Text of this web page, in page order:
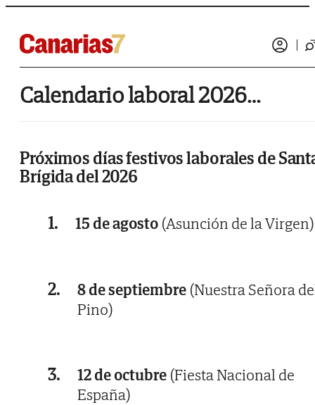
Calendario laboral 2026 de Santa Brígida
Próximos días festivos laborales de
Brígida del 2026
1. 15 de agosto (Asunción de la Virgen)
2. 8 de septiembre (Nuestra Señora
Pino)
3. 12 de octubre (Fiesta Nacional de
España)